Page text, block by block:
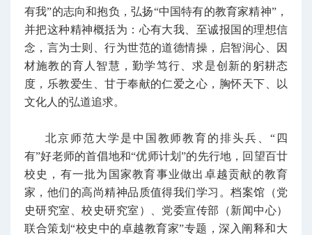
有我”的志向和抱负，弘扬“中国特有的教育家精神”，
并把这种精神概括为：心有大我、至诚报国的理想信
念，言为士则、行为世范的道德情操，启智润心、因
材施教的育人智慧，勤学笃行、求是创新的躬耕态
度，乐教爱生、甘于奉献的仁爱之心，胸怀天下、以
文化人的弘道追求。
北京师范大学是中国教师教育的排头兵、“四
有”好老师的首倡地和“优师计划”的先行地，回望百廿
校史，有一批为国家教育事业做出卓越贡献的教育
家，他们的高尚精神品质值得我们学习。档案馆（党
史研究室、校史研究室）、党委宣传部（新闻中心）
联合策划“校史中的卓越教育家”专题，深入阐释和大